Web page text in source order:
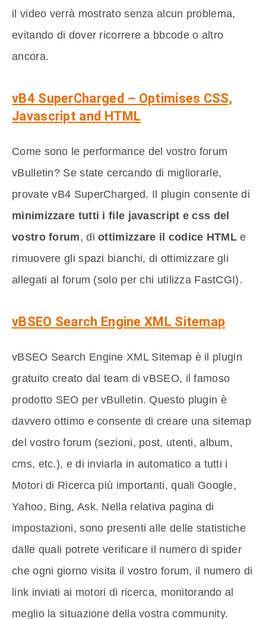
il video verrà mostrato senza alcun problema,
evitando di dover ricorrere a bbcode o altro
ancora.
vB4 SuperCharged – Optimises CSS,
Javascript and HTML
Come sono le performance del vostro forum
vBulletin? Se state cercando di migliorarle,
provate vB4 SuperCharged. Il plugin consente di
minimizzare tutti i file javascript e css del
vostro forum, diottimizzare il codice HTMLe
rimuovere gli spazi bianchi, di ottimizzare gli
allegati al forum (solo per chi utilizza FastCGI).
vBSEO Search Engine XML Sitemap
vBSEO Search Engine XML Sitemap è il plugin
gratuito creato dal team di vBSEO, il famoso
prodotto SEO per vBulletin. Questo plugin è
davvero ottimo e consente di creare una sitemap
del vostro forum (sezioni, post, utenti, album,
cms, etc.), e di inviarla in automatico a tutti i
Motori di Ricerca più importanti, quali Google,
Yahoo, Bing, Ask. Nella relativa pagina di
impostazioni, sono presenti alle delle statistiche
dalle quali potrete verificare il numero di spider
che ogni giorno visita il vostro forum, il numero di
link inviati ai motori di ricerca, monitorando al
meglio la situazione della vostra community.